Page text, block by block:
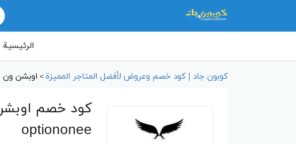
الرئيسية
كوبون جاد | كود خصم وعروض لأفضل المتاجر المميزة > اوبشن ون
optiononee